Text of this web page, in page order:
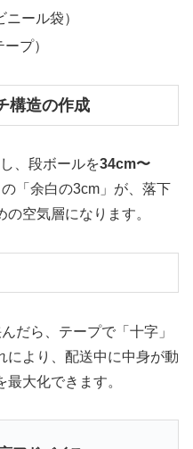
ール袋）
プ）
構造の作成
、段ボールを34cm〜
「余白の3cm」が、落下
空気層になります。
だら、テープで「十字」
により、配送中に中身が動
大化できます。